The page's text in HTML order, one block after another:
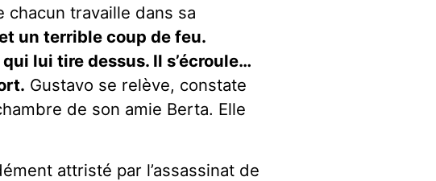
chacun travaille dans sa
un terrible coup de feu.
lui tire dessus. Il s’écroule…
Gustavo se relève, constate
de son amie Berta. Elle
attristé par l’assassinat de